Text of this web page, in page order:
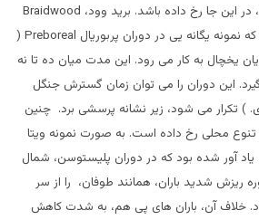
این جا رخ داده باشد. برید وود، Braidwood
Preboreal
(
یخچال به کار می رود. این مدت میان ده تا نه
این دوران را می توان زمان گسترش جنگل
) تکرار می شود، زیر نشانه پرسشی برد. چنین
تنوع محلی رخ داده است. به صورت نمونه ویتا
سال ۱۹۷۹، یاد آور شده بود که در دوران پلیستوسن، شمال
شدید باران، همانند طوفان، را از سر
خلاف آن، باران های پی هم، به شدت کاهش